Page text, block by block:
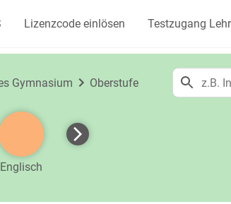
Lizenzcode einlösen Testzugang
Gymnasium Oberstufe
Englisch